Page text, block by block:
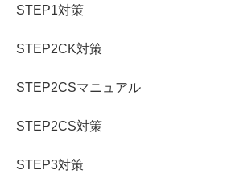
STEP1対策
STEP2CK対策
STEP2CSマニュアル
STEP2CS対策
STEP3対策